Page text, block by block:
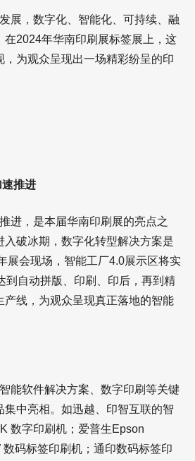
展，数字化、智能化、可持续、融
在2024年华南印刷展标签展上，这
，为观众呈现出一场精彩纷呈的印
推进
进，是本届华南印刷展的亮点之
入破冰期，数字化转型解决方案是
展会现场，智能工厂4.0展示区将实
到自动拼版、印刷、印后，再到精
产线，为观众呈现真正落地的智能
能软件解决方案、数字印刷等关键
集中亮相。如迅越、印智互联的智
数字印刷机；爱普生Epson
码标签印刷机；通印数码标签印